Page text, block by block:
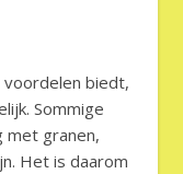
biedt,
Sommige
met granen,
Het is daarom